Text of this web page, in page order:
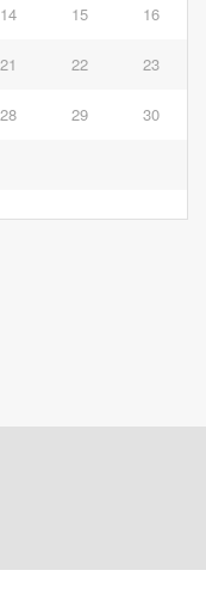
14 15 16
21 22 23
28 29 30